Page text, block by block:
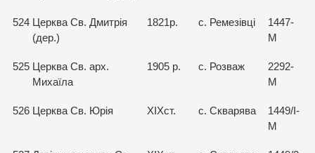
524 Церква Св. Дмитрія
(дер.)
1821р. с. Ремезівці
1447-
М
525 Церква Св. арх.
Михаїла
1905 р. с. Розваж
2292-
М
526 Церква Св. Юрія ХІХст. с. Скварява
1449/І-
М